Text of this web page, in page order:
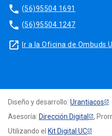
phone (56)95504 1691
phone (56)95504 1247
launch Ir a la Oficina de Ombuds
Diseño y desarrollo: Urantiacos
Asesoría: Dirección Digital
,
Utilizando el Kit Digital UC